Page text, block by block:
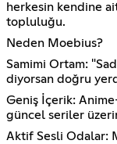
herkesin kendine
topluluğu.
Neden Moebius?
Samimi Ortam:
diyorsan doğru
Geniş İçerik:
güncel seriler
Aktif Sesli Odalar: